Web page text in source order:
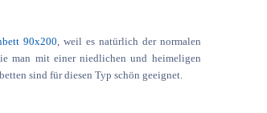
90x200, weil es natürlich der normalen
man mit einer niedlichen und heimeligen
sind für diesen Typ schön geeignet.